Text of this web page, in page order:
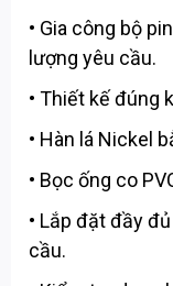
• Gia công bộ
lượng yêu cầu.
• Thiết kế đúng
• Hàn lá Nickel
• Bọc ống co
• Lắp đặt đầy
cầu.